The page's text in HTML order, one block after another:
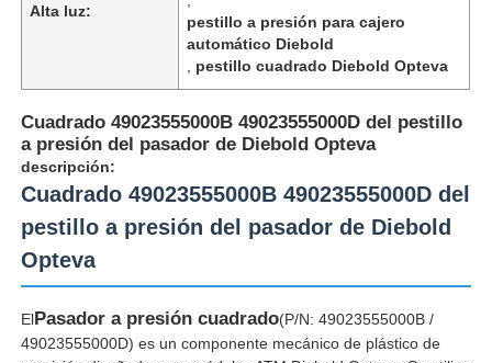
Alta luz:
pestillo a presión para cajero
automático Diebold
pestillo cuadrado Diebold Opteva
Cuadrado 49023555000B 49023555000D del pestillo
a presión del pasador de Diebold Opteva
descripción:
Cuadrado 49023555000B 49023555000D del
pestillo a presión del pasador de Diebold
Opteva
ElPasador a presión cuadrado(P/N: 49023555000B /
49023555000D) es un componente mecánico de plástico de